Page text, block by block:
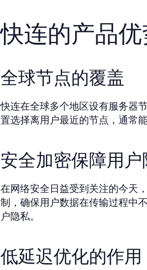
快连的产品
全球节点的覆盖
快连在全球多个地区设有服务器
置选择离用户最近的节点，通常
安全加密保障用
在网络安全日益受到关注的今天
制，确保用户数据在传输过程中
户隐私。
低延迟优化的作用